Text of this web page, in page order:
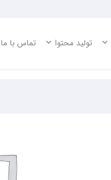
تولید محتوا تماس با ما